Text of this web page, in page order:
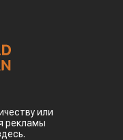
или
рекламы